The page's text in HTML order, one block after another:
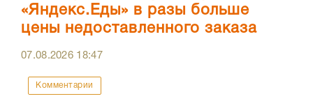
«Яндекс.Еды» в разы больше
цены недоставленного заказа
07.08.2026 18:47
Комментарии